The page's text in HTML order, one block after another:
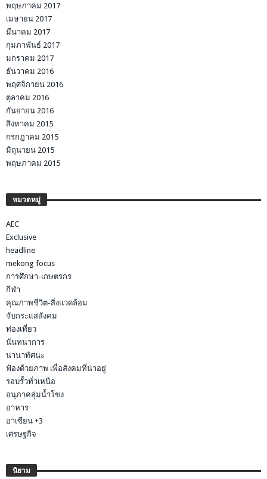
พฤษภาคม 2017
เมษายน 2017
มีนาคม 2017
กุมภาพันธ์ 2017
มกราคม 2017
ธันวาคม 2016
พฤศจิกายน 2016
ตุลาคม 2016
กันยายน 2016
สิงหาคม 2015
กรกฎาคม 2015
มิถุนายน 2015
พฤษภาคม 2015
หมวดหมู่
AEC
Exclusive
headline
mekong focus
การศึกษา-เกษตรกร
กีฬา
คุณภาพชีวิต-สิ่งแวดล้อม
จับกระแสสังคม
ท่องเที่ยว
นันทนาการ
นานาทัศนะ
ฟ้องด้วยภาพ เพื่อสังคมที่น่าอยู่
รอบรั้วทั่วเหนือ
อนุภาคลุ่มน้ำโขง
อาหาร
อาเซียน +3
เศรษฐกิจ
นิยาม